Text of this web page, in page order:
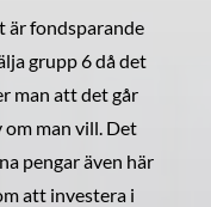
är fondsparande
grupp 6 då det
man att det går
man vill. Det
pengar även här
att investera i